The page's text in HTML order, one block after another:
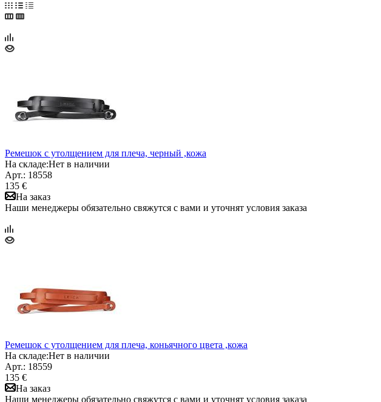
Ремешок с утолщением для плеча, черный ,кожа
На складе:Нет в наличии
Арт.: 18558
135 €
На заказ
Наши менеджеры обязательно свяжутся с вами и уточнят условия заказа
Ремешок с утолщением для плеча, коньячного цвета ,кожа
На складе:Нет в наличии
Арт.: 18559
135 €
На заказ
Наши менеджеры обязательно свяжутся с вами и уточнят условия заказа